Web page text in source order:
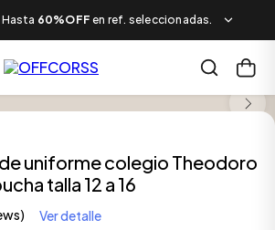
Hasta 60%OFF en ref. seleccionadas.
uniforme colegio Theodoro
talla 12 a 16
Ver detalle